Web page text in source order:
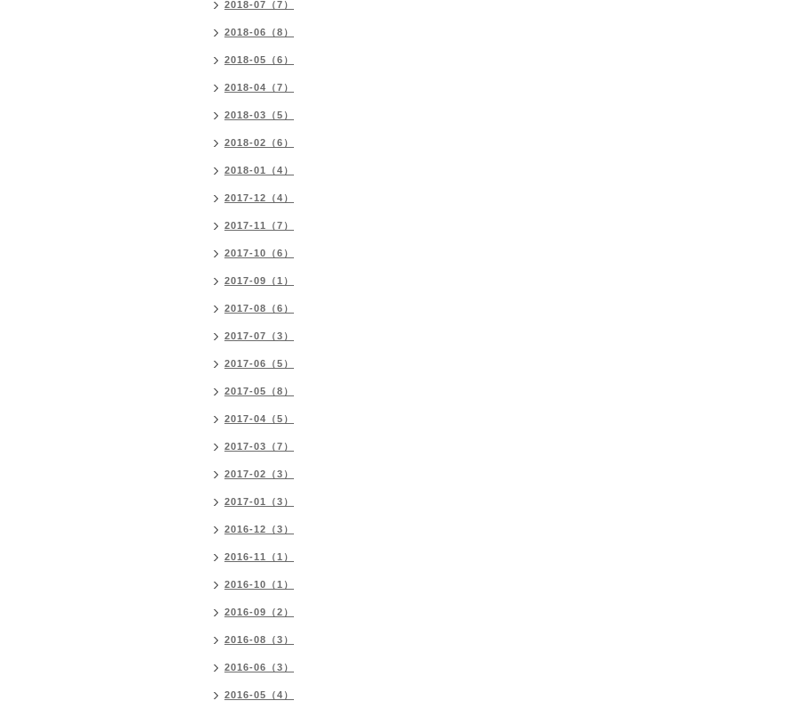
2018-07（7）
2018-06（8）
2018-05（6）
2018-04（7）
2018-03（5）
2018-02（6）
2018-01（4）
2017-12（4）
2017-11（7）
2017-10（6）
2017-09（1）
2017-08（6）
2017-07（3）
2017-06（5）
2017-05（8）
2017-04（5）
2017-03（7）
2017-02（3）
2017-01（3）
2016-12（3）
2016-11（1）
2016-10（1）
2016-09（2）
2016-08（3）
2016-06（3）
2016-05（4）